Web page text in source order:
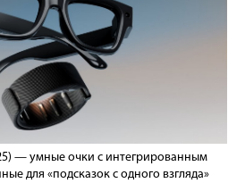
— умные очки с интегрированным
для «подсказок с одного взгляда»